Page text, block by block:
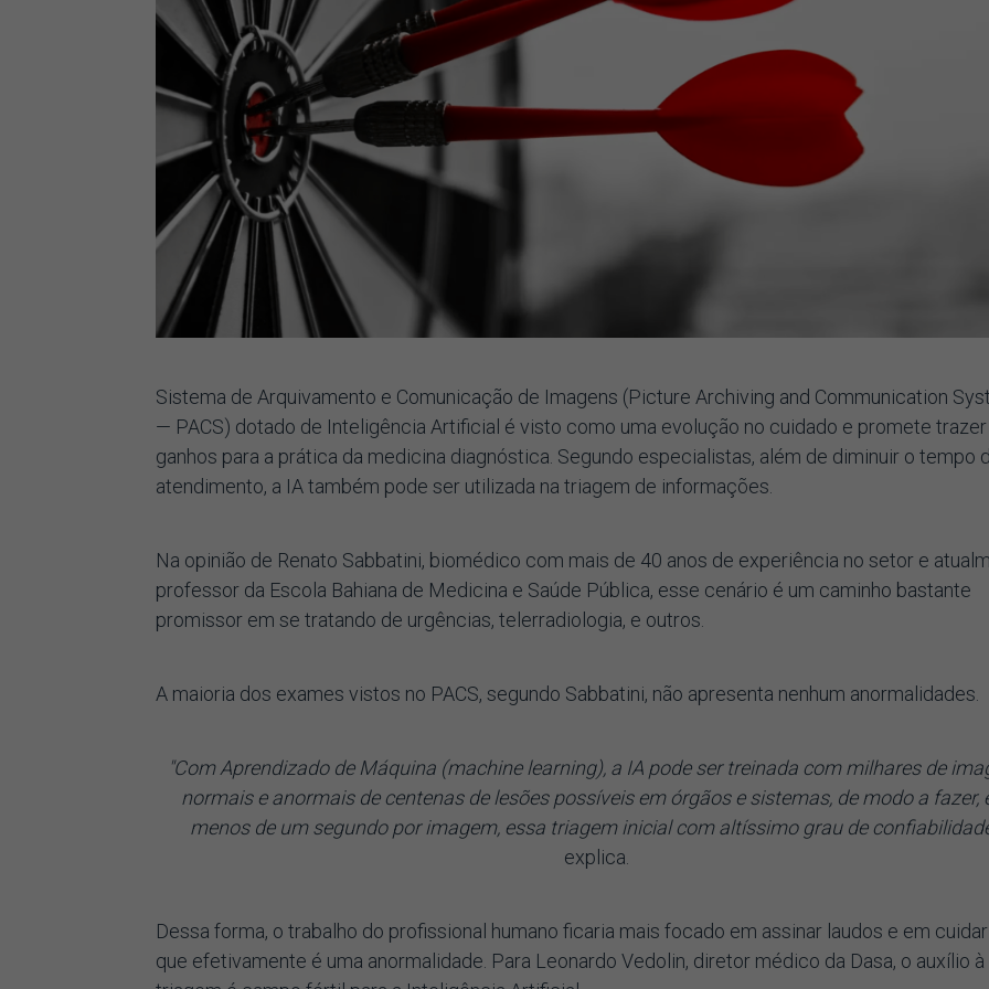
Sistema de Arquivamento e Comunicação de Imagens (Picture Archiving and Communication
— PACS) dotado de Inteligência Artificial é visto como uma evolução no cuidado e promete trazer
ganhos para a prática da medicina diagnóstica. Segundo especialistas, além de diminuir o tempo
atendimento, a IA também pode ser utilizada na triagem de informações.
Na opinião de Renato Sabbatini, biomédico com mais de 40 anos de experiência no setor e
professor da Escola Bahiana de Medicina e Saúde Pública, esse cenário é um caminho bastante
promissor em se tratando de urgências, telerradiologia, e outros.
A maioria dos exames vistos no PACS, segundo Sabbatini, não apresenta nenhum anormalidades.
"Com Aprendizado de Máquina (machine learning), a IA pode ser treinada com milhares de
normais e anormais de centenas de lesões possíveis em órgãos e sistemas, de modo a fazer,
menos de um segundo por imagem, essa triagem inicial com altíssimo grau de
explica.
Dessa forma, o trabalho do profissional humano ficaria mais focado em assinar laudos e em
que efetivamente é uma anormalidade. Para Leonardo Vedolin, diretor médico da Dasa, o auxílio à